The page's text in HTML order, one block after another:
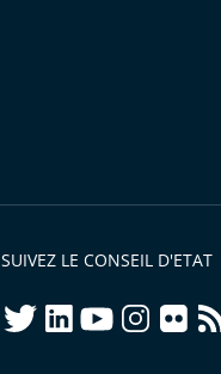
SUIVEZ LE CONSEIL D'ETAT
twitterlinkedInyoutubeinstagram
flickrrss